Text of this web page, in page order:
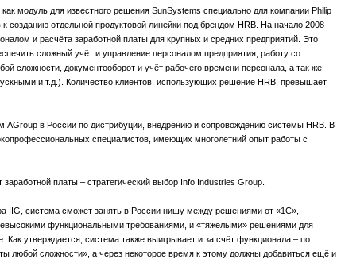
модуль для известного решения SunSystems специально для компании Philip
созданию отдельной продуктовой линейки под брендом HRB. На начало 2008
и расчёта заработной платы для крупных и средних предприятий. Это
сложный учёт и управление персоналом предприятия, работу со
сложности, документооборот и учёт рабочего времени персонала, а так же
и т.д.). Количество клиентов, использующих решение HRB, превышает
AGroup в России по дистрибуции, внедрению и сопровождению системы HRB. В
специалистов, имеющих многолетний опыт работы с
платы – стратегический выбор Info Industries Group.
IIG, система сможет занять в России нишу между решениями от «1С»,
функциональными требованиями, и «тяжелыми» решениями для
Как утверждается, система также выигрывает и за счёт функционала – по
любой сложности», а через некоторое время к этому должны добавиться ещё и